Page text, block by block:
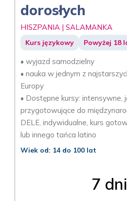
dorosłych
HISZPANIA | SALAMANKA
Kurs językowy Powyżej 18
• wyjazd samodzielny
• nauka w jednym z
Europy
• Dostępne kursy: intensywne,
przygotowujące do
DELE, indywidualne, kurs
lub innego tańca latino
Wiek od: 14 do 100 lat
7 dni